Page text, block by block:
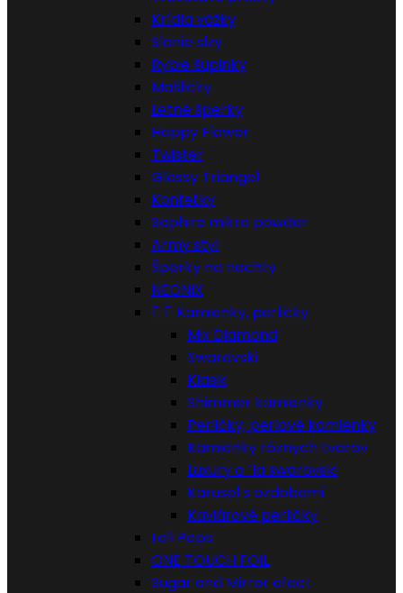
Krídla vážky
Slonie slzy
Rybie šupinky
Mašličky
Letné šperky
Happy Flower
Twister
Glossy Triangel
Konfetky
Saphire mikro powder
Army styl
Šperky na nechty
NEONIX
  Kamienky, perličky
Mix Diamond
Swarovski
Klasik
Shimmer kamienky
Perličky, perlové kamienky
Kamienky rôznych tvarov
Luxury a ´la swarovski
Karusel s ozdobami
Kaviárové perličky
Loll Pops
ONE TOUCH FOIL
Sugar and Mirror efect